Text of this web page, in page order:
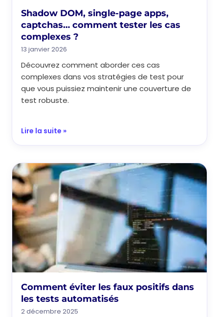
Shadow DOM, single-page apps,
captchas… comment tester les cas
complexes ?
13 janvier 2026
Découvrez comment aborder ces cas
complexes dans vos stratégies de test pour
que vous puissiez maintenir une couverture de
test robuste.
Lire la suite »
Comment éviter les faux positifs dans
les tests automatisés
2 décembre 2025